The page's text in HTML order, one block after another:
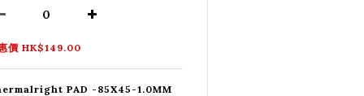
價 HK$149.00
PAD -85X45-1.0MM